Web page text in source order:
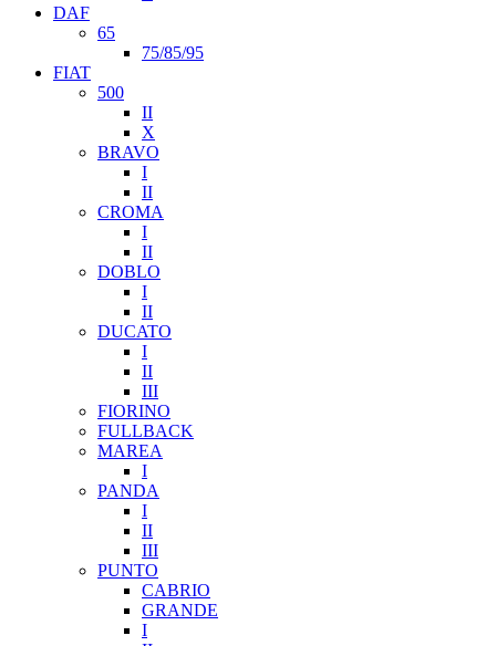
DAF
65
75/85/95
FIAT
500
II
X
BRAVO
I
II
CROMA
I
II
DOBLO
I
II
DUCATO
I
II
III
FIORINO
FULLBACK
MAREA
I
PANDA
I
II
III
PUNTO
CABRIO
GRANDE
I